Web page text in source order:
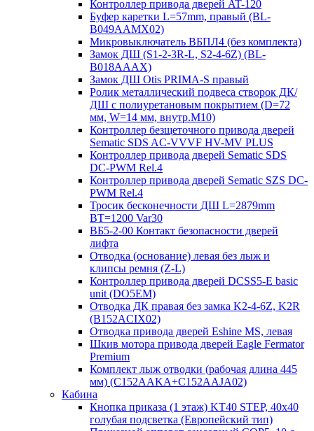
Контроллер привода дверей AT-120
Буфер каретки L=57mm, правый (BL-
B049AAMX02)
Микровыключатель ВБПЛ4 (без комплекта)
Замок ДШ (S1-2-3R-L, S2-4-6Z) (BL-
B018AAAX)
Замок ДШ Otis PRIMA-S правый
Ролик металлический подвеса створок ДК/
ДШ с полиуретановым покрытием (D=72
мм, W=14 мм, внутр.М10)
Контроллер безщеточного привода дверей
Sematiс SDS AC-VVVF HV-MV PLUS
Контроллер привода дверей Sematic SDS
DC-PWM Rel.4
Контроллер привода дверей Sematic SZS DC-
PWM Rel.4
Тросик бесконечности ДШ L=2879mm
BT=1200 Var30
ВБ5-2-00 Контакт безопасности дверей
лифта
Отводка (основание) левая без лыж и
клипсы ремня (Z-L)
Контроллер привода дверей DCSS5-E basic
unit (DO5EM)
Отводка ДК правая без замка K2-4-6Z, K2R
(B152ACIX02)
Отводка привода дверей Eshine MS, левая
Шкив мотора привода дверей Eagle Fermator
Premium
Комплект лыж отводки (рабочая длина 445
мм) (C152AAKA+C152AAJA02)
Кабина
Кнопка приказа (1 этаж) KT40 STEP, 40х40
голубая подсветка (Европейский тип)